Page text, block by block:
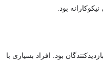
بود.
بود. افراد بسیاری با